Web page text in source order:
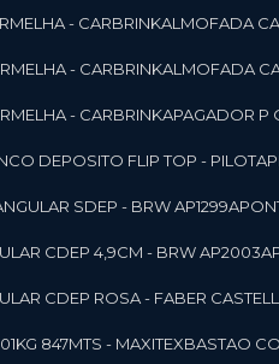
- CARBRINK ALMOFADA
- CARBRINK ALMOFADA
- CARBRINK APAGADOR
DEPOSITO FLIP TOP - PILOT
SDEP - BRW AP1299
CDEP 4,9CM - BRW AP2003
CDEP ROSA - FABER
847MTS - MAXITEX BASTAO